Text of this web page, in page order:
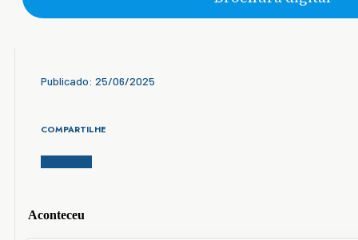
Publicado: 25/06/2025
COMPARTILHE
Aconteceu